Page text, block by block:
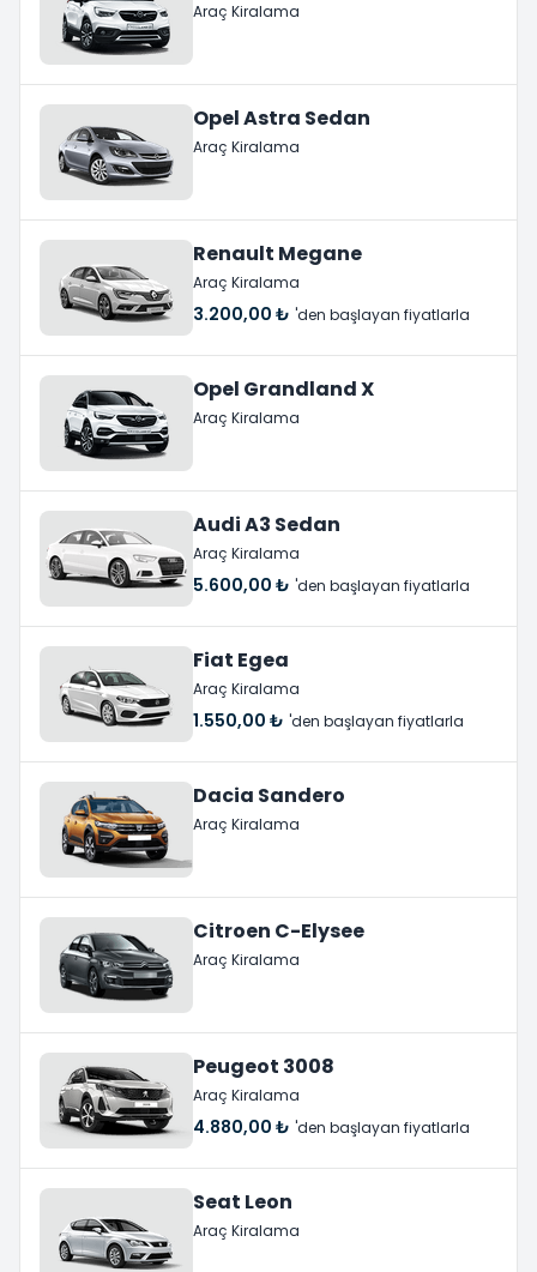
Araç Kiralama
Opel Astra Sedan
Araç Kiralama
Renault Megane
Araç Kiralama
3.200,00 ₺ 'den başlayan fiyatlarla
Opel Grandland X
Araç Kiralama
Audi A3 Sedan
Araç Kiralama
5.600,00 ₺ 'den başlayan fiyatlarla
Fiat Egea
Araç Kiralama
1.550,00 ₺ 'den başlayan fiyatlarla
Dacia Sandero
Araç Kiralama
Citroen C-Elysee
Araç Kiralama
Peugeot 3008
Araç Kiralama
4.880,00 ₺ 'den başlayan fiyatlarla
Seat Leon
Araç Kiralama